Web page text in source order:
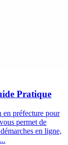
Pratique
en préfecture pour
permet de
en ligne,